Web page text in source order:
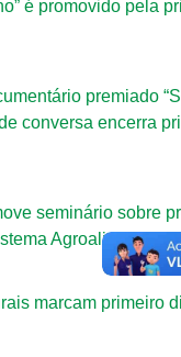
é promovido pela
premiado
conversa encerra
seminário sobre
Agroalimentares
marcam primeiro